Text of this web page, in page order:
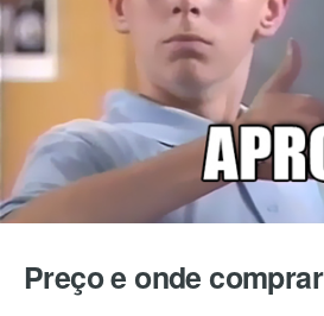
Preço e onde comprar